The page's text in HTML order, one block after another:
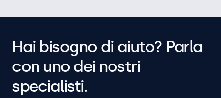
Hai bisogno di aiuto? Parla
con uno dei nostri
specialisti.